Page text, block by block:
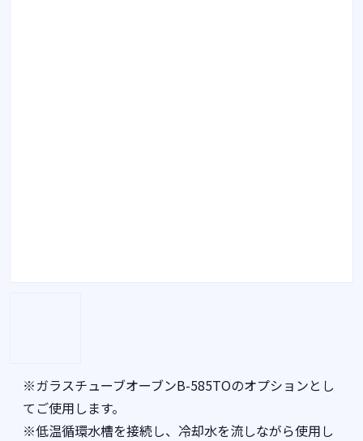
※ガラスチューブオーブンB-585TOのオプションとし
てご使用します。
※低温循環水槽を接続し、冷却水を流しながら使用し